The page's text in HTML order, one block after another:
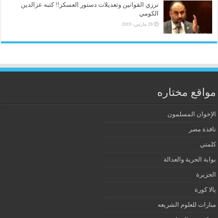
ترزي القوانين وتعديلات دستور العسكر!! كتبه عزالدين
الكومي
28 مارس، 2019
مواقع مختاره
الإخوان المسلمون
نافذة مصر
كلمتي
بوابة الحرية والعدالة
الجزيرة
يالا كورة
منارات للعلوم الشريعه